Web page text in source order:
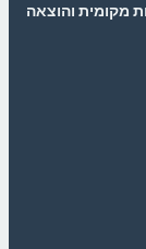
מקומית והוצאה